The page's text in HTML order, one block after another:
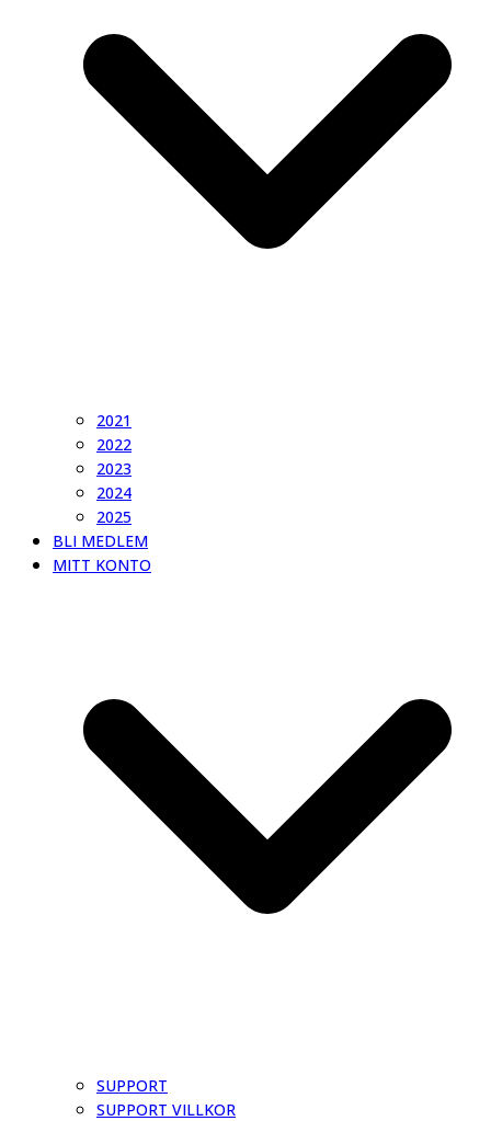
2021
2022
2023
2024
2025
BLI MEDLEM
MITT KONTO
SUPPORT
SUPPORT VILLKOR